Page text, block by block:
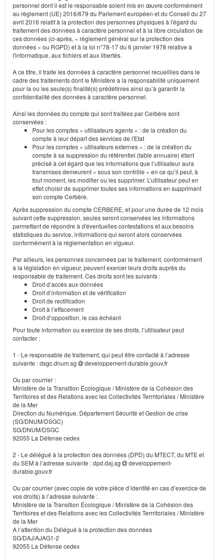
personnel dont il est le responsable soient mis en œuvre conformément
au règlement (UE) 2016/679 du Parlement européen et du Conseil du 27
avril 2016 relatif à la protection des personnes physiques à l'égard du
traitement des données à caractère personnel et à la libre circulation de
ces données (ci-après, « règlement général sur la protection des
données » ou RGPD) et à la loi n°78-17 du 6 janvier 1978 relative à
l'informatique, aux fichiers et aux libertés.
A ce titre, il traite les données à caractère personnel recueillies dans le
cadre des traitements dont le Ministère a la responsabilité uniquement
pour la ou les seule(s) finalité(s) prédéfinies ainsi qu’à garantir la
confidentialité des données à caractère personnel.
Ainsi les données du compte qui sont traitées par Cerbère sont
conservées :
Pour les comptes « utilisateurs agents » : de la création du
compte à leur départ des services de l'Etat
Pour les comptes « utilisateurs externes » : de la création du
compte à sa suppression du référentiel (table annuaire) étant
précisé à cet égard que les informations que l’utilisateur aura
transmises demeurent « sous son contrôle » en ce qu’il peut, à
tout moment, les modifier ou les supprimer. L’utilisateur peut en
effet choisir de supprimer toutes ses informations en supprimant
son compte Cerbère.
Après suppression du compte CERBERE, et pour une durée de 12 mois
suivant cette suppression, seules seront conservées les informations
permettant de répondre à d'éventuelles contestations et aux besoins
statistiques du service, informations qui seront alors conservées
conformément à la réglementation en vigueur.
Par ailleurs, les personnes concernées par le traitement, conformément
à la législation en vigueur, peuvent exercer leurs droits auprès du
responsable de traitement. Ces droits sont les suivants :
Droit d’accès aux données
Droit d’information et de vérification
Droit de rectification
Droit à l’effacement
Droit d’opposition, le cas échéant
Pour toute information ou exercice de ses droits, l’utilisateur peut
contacter :
1 - Le responsable de traitement, qui peut être contacté à l’adresse
suivante : dsgc.dnum.sg
developpement-durable.gouv.fr
Ou par courrier :
Ministère de la Transition Écologique / Ministère de la Cohésion des
Territoires et des Relations avec les Collectivités Terrritoriales / Ministère
de la Mer
Direction du Numérique, Département Sécurité et Gestion de crise
(SG/DNUM/DSGC)
SG/DNUM/DSGC
92055 La Défense cedex
2 - Le délégué à la protection des données (DPD) du MTECT, du MTE et
du SEM à l’adresse suivante : dpd.daj.sg
developpement-
durable.gouv.fr
Ou par courrier (avec copie de votre pièce d’identité en cas d’exercice de
vos droits) à l’adresse suivante :
Ministère de la Transition Écologique / Ministère de la Cohésion des
Territoires et des Relations avec les Collectivités Terrritoriales / Ministère
de la Mer
A l’attention du Délégué à la protection des données
SG/DAJ/AJAG1-2
92055 La Défense cedex